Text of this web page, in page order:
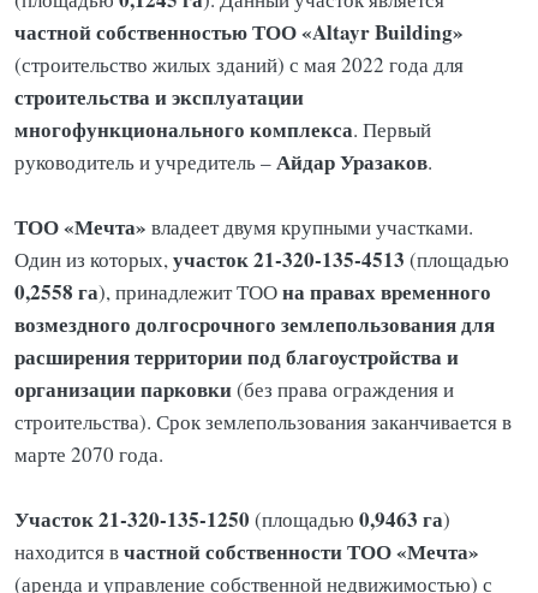
частной собственностью ТОО «Altayr Building»
(строительство жилых зданий) с мая 2022 года для
строительства и эксплуатации
многофункционального комплекса. Первый
руководитель и учредитель –Айдар Уразаков.
ТОО «Мечта» владеет двумя крупными участками.
Один из которых, участок 21-320-135-4513 (площадью
0,2558 га), принадлежит ТООна правах временного
возмездного долгосрочного землепользования для
расширения территории под благоустройства и
организации парковки(без права ограждения и
строительства). Срок землепользования заканчивается в
марте 2070 года.
Участок 21-320-135-1250 (площадью 0,9463 га)
находится вчастной собственности ТОО «Мечта»
(аренда и управление собственной недвижимостью) с